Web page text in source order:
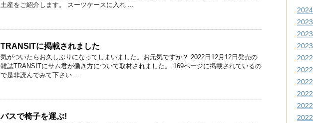
土産をご紹介します。 スーツケースに入れ ...
TRANSITに掲載されました
気がついたらお久しぶりになってしまいました。お元気ですか？ 2022日12月12日発売の
雑誌TRANSITにサム君が働き方について取材されました。 169ページに掲載されているの
で是非読んでみて下さい ...
バスで椅子を運ぶ!